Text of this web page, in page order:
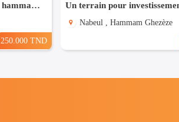
Bonne occasion de un terrain a hammam leghzaz
250.000 TND
Nabeul , Hammam Ghezèze